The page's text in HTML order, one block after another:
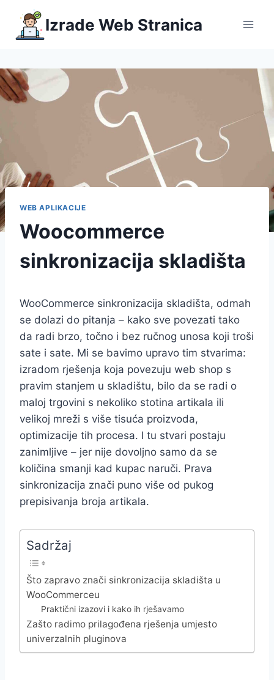
content
Izrade Web Stranica
WEB APLIKACIJE
Woocommerce
sinkronizacija skladišta
WooCommerce sinkronizacija skladišta, odmah
se dolazi do pitanja – kako sve povezati tako
da radi brzo, točno i bez ručnog unosa koji troši
sate i sate. Mi se bavimo upravo tim stvarima:
izradom rješenja koja povezuju web shop s
pravim stanjem u skladištu, bilo da se radi o
maloj trgovini s nekoliko stotina artikala ili
velikoj mreži s više tisuća proizvoda,
optimizacije tih procesa. I tu stvari postaju
zanimljive – jer nije dovoljno samo da se
količina smanji kad kupac naruči. Prava
sinkronizacija znači puno više od pukog
prepisivanja broja artikala.
Sadržaj
Što zapravo znači sinkronizacija skladišta u
WooCommerceu
Praktični izazovi i kako ih rješavamo
Zašto radimo prilagođena rješenja umjesto
univerzalnih pluginova